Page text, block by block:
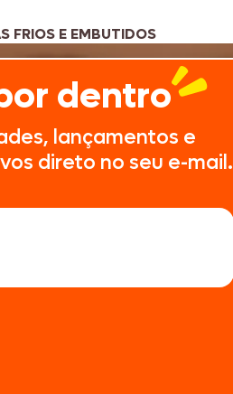
FRIOS E EMBUTIDOS
dentro
lançamentos e
direto no seu e-mail.